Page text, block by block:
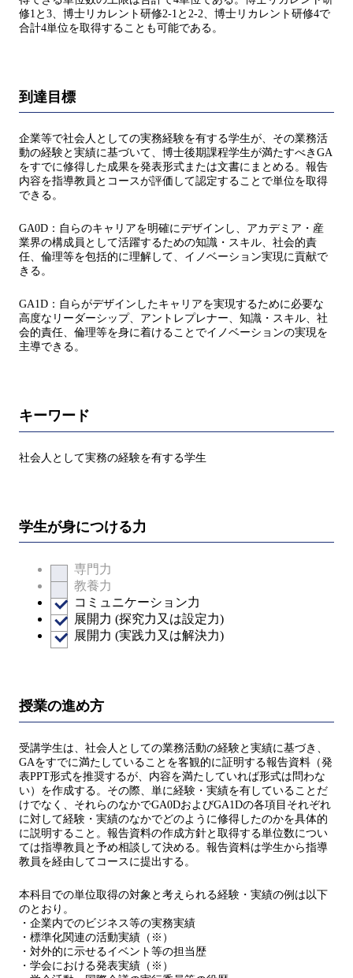
修1と3、博士リカレント研修2-1と2-2、博士リカレント研修4で
合計4単位を取得することも可能である。
到達目標
企業等で社会人としての実務経験を有する学生が、その業務活
動の経験と実績に基づいて、博士後期課程学生が満たすべきGA
をすでに修得した成果を発表形式または文書にまとめる。報告
内容を指導教員とコースが評価して認定することで単位を取得
できる。
GA0D：自らのキャリアを明確にデザインし、アカデミア・産
業界の構成員として活躍するための知識・スキル、社会的責
任、倫理等を包括的に理解して、イノベーション実現に貢献で
きる。
GA1D：自らがデザインしたキャリアを実現するために必要な
高度なリーダーシップ、アントレプレナー、知識・スキル、社
会的責任、倫理等を身に着けることでイノベーションの実現を
主導できる。
キーワード
社会人として実務の経験を有する学生
学生が身につける力
専門力
教養力
コミュニケーション力
展開力 (探究力又は設定力)
展開力 (実践力又は解決力)
授業の進め方
受講学生は、社会人としての業務活動の経験と実績に基づき、
GAをすでに満たしていることを客観的に証明する報告資料（発
表PPT形式を推奨するが、内容を満たしていれば形式は問わな
い）を作成する。その際、単に経験・実績を有していることだ
けでなく、それらのなかでGA0DおよびGA1Dの各項目それぞれ
に対して経験・実績のなかでどのように修得したのかを具体的
に説明すること。報告資料の作成方針と取得する単位数につい
ては指導教員と予め相談して決める。報告資料は学生から指導
教員を経由してコースに提出する。
本科目での単位取得の対象と考えられる経験・実績の例は以下
のとおり。
・企業内でのビジネス等の実務実績
・標準化関連の活動実績（※）
・対外的に示せるイベント等の担当歴
・学会における発表実績（※）